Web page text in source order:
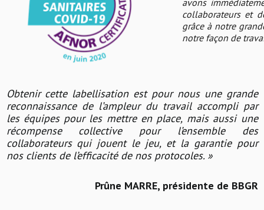
collaborateurs et
grâce à notre
notre façon de
Obtenir cette labellisation est pour nous une grande
reconnaissance de l’ampleur du travail accompli par
les équipes pour les mettre en place, mais aussi une
récompense collective pour l’ensemble des
collaborateurs qui jouent le jeu, et la garantie pour
nos clients de l’efficacité de nos protocoles. »
Prûne MARRE, présidente de BBGR